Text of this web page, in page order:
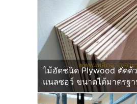
ไม้อัดชนิด Plywood ตัดด้
แนลซอว์ ขนาดได้มาตรฐ